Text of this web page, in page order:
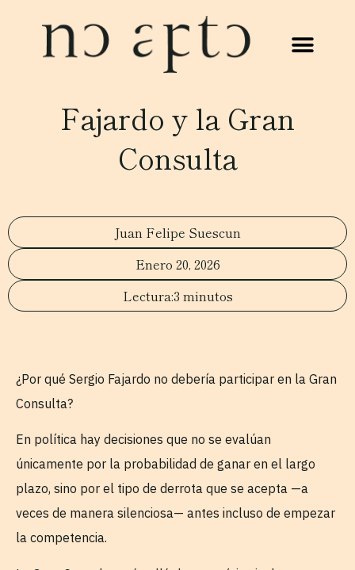
Fajardo y la Gran
Consulta
Juan Felipe Suescun
Enero 20, 2026
3 minutos
¿Por qué Sergio Fajardo no debería participar en la Gran
Consulta?
En política hay decisiones que no se evalúan
únicamente por la probabilidad de ganar en el largo
plazo, sino por el tipo de derrota que se acepta —a
veces de manera silenciosa— antes incluso de empezar
la competencia.